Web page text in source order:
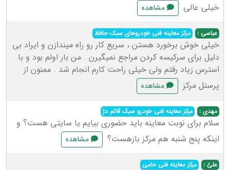
خیلی عالی مشاهده
عباسی : مرکز معاینه فنی خودروهای سبک حافظ
خیلی خوش برخورد هستن ، سریع کار رو راه میندازن و ایراد بی
دلیل برای سرکیسه کردن مراجع نمیگیرن . من بار اولم بود و با
استرس زیاد رفتم ولی خیلی راحت کارم انجام شد . ممنون از
پرسنل مرکز
مشاهده
مهدی : مرکز معاینه فنی خودرو سبک قائم دژ
سلام برای نوبت معاینه باید حضوری بیایم یا سایتی هست؟ و
اینکه پنج شنبه هم مرکز بازهست؟
مشاهده
علئ : مرکز معاینه فنی حامی